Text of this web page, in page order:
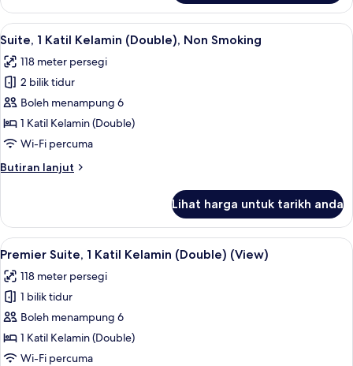
1
Katil
Raja
Non
Smoking
Lihat
semua
foto
untuk
Suite,
1
Katil
(Double),
Peralatan tempat tidur premium,
6
Suite, 1 Katil Kelamin (Double), Non Smoking
118 meter persegi
2 bilik tidur
Boleh menampung 6
1 Katil Kelamin (Double)
Wi-Fi percuma
Butiran lanjut
Butiran
1
Katil
Kelamin
Non
Smoking
Lihat harga untuk tarikh anda
Lihat
semua
foto
untuk
Premier
Suite,
1
Peralatan tempat tidur premium,
6
Premier Suite, 1 Katil Kelamin (Double) (View)
118 meter persegi
1 bilik tidur
Boleh menampung 6
1 Katil Kelamin (Double)
Wi-Fi percuma